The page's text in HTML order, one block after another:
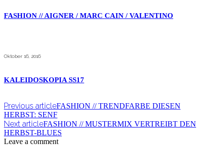
FASHION // AIGNER / MARC CAIN / VALENTINO
Oktober 16, 2016
KALEIDOSKOPIA SS17
Previous articleFASHION // TRENDFARBE DIESEN
HERBST: SENF
Next articleFASHION // MUSTERMIX VERTREIBT DEN
HERBST-BLUES
Leave a comment